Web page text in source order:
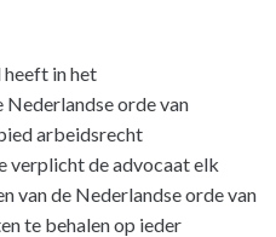
heeft in het
Nederlandse orde van
arbeidsrecht
verplicht de advocaat elk
van de Nederlandse orde van
te behalen op ieder